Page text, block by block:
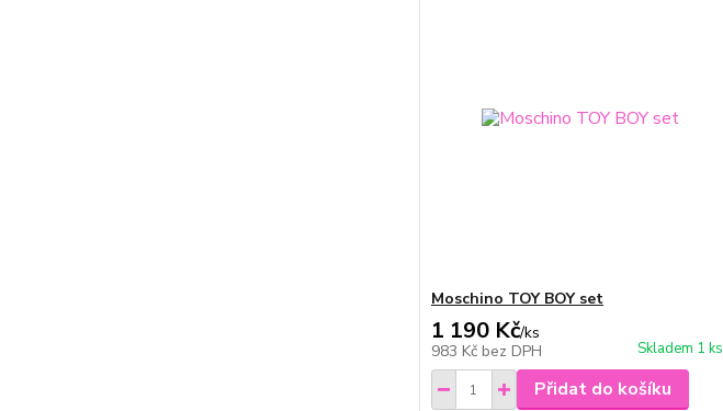
Moschino TOY BOY set
1 190 Kč/ks
983 Kč bez DPH Skladem 1 ks
Přidat do košíku